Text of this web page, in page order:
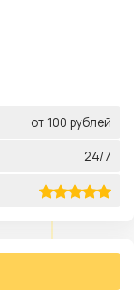
от 100 рублей
24/7